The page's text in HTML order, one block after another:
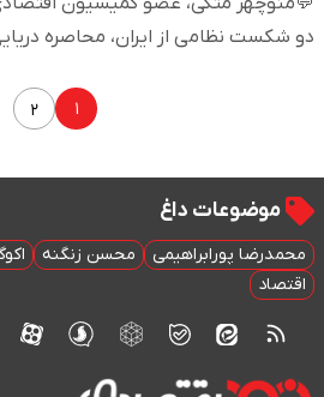
دو شکست نظامی از ایران، محاصره
۱ ۲
موضوعات داغ
محمدرضا پورابراهیمی محسن زنگنه
اقتصاد